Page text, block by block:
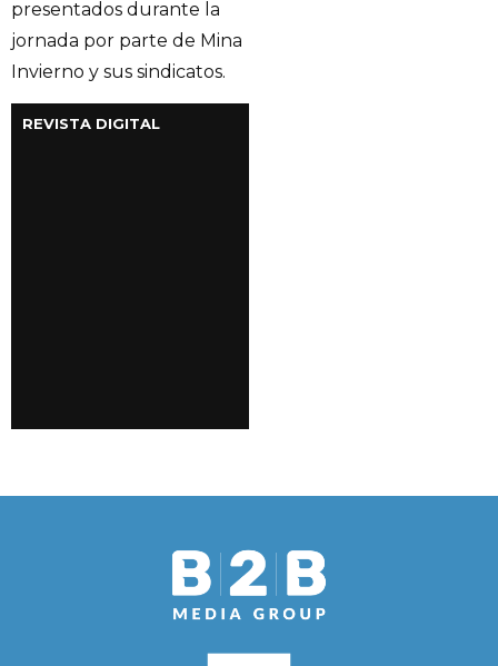
presentados durante la
jornada por parte de Mina
Invierno y sus sindicatos.
REVISTA DIGITAL